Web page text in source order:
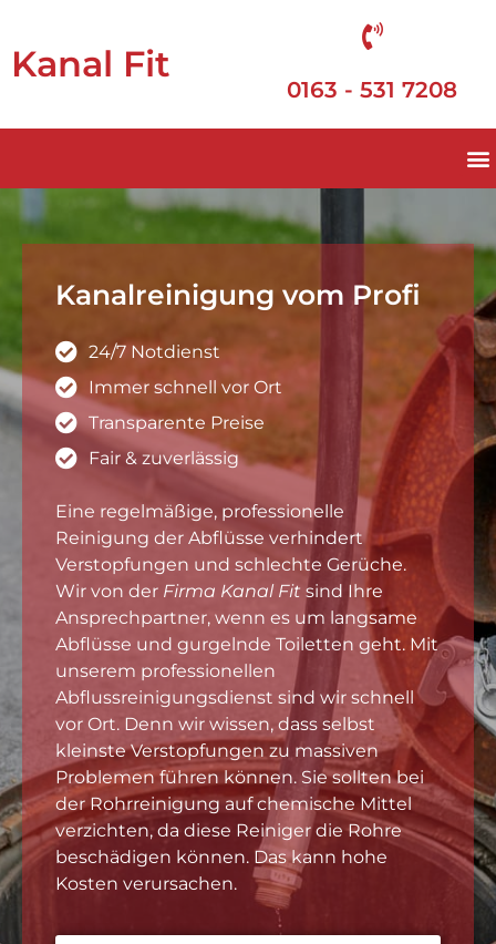
Kanal Fit
0163 - 531 7208
Kanalreinigung vom Profi
24/7 Notdienst
Immer schnell vor Ort
Transparente Preise
Fair & zuverlässig
Eine regelmäßige, professionelle
Reinigung der Abflüsse verhindert
Verstopfungen und schlechte Gerüche.
Wir von der Firma Kanal Fit sind Ihre
Ansprechpartner, wenn es um langsame
Abflüsse und gurgelnde Toiletten geht. Mit
unserem professionellen
Abflussreinigungsdienst sind wir schnell
vor Ort. Denn wir wissen, dass selbst
kleinste Verstopfungen zu massiven
Problemen führen können. Sie sollten bei
der Rohrreinigung auf chemische Mittel
verzichten, da diese Reiniger die Rohre
beschädigen können. Das kann hohe
Kosten verursachen.